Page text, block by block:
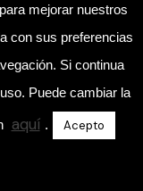
del
al campo
estar muy
la
y la
mejorar nuestros
con sus preferencias
Si continua
Puede cambiar la
aquí . Acepto